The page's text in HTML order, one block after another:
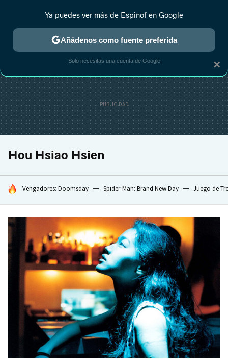
ESTRENOS REALITY ANIME RANKINGS CINE
Hou Hsiao Hsien
HOY SE HABLA DE
Vengadores: Doomsday Spider-Man: Brand New Day Juego de
×
Ya puedes ver más de Espinof en Google
Añádenos como fuente preferida
Solo necesitas una cuenta de Google